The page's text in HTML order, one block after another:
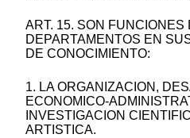
ART. 15. SON FUNCIONES
DEPARTAMENTOS EN
DE CONOCIMIENTO:
1. LA ORGANIZACION,
ECONOMICO-
INVESTIGACION
ARTISTICA.